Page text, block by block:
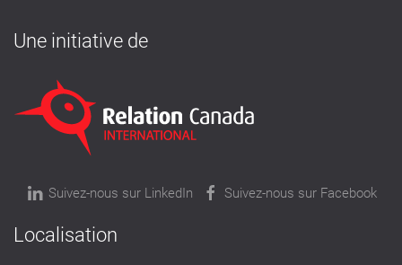
Une initiative de
Suivez-nous sur LinkedIn Suivez-nous sur Facebook
Localisation